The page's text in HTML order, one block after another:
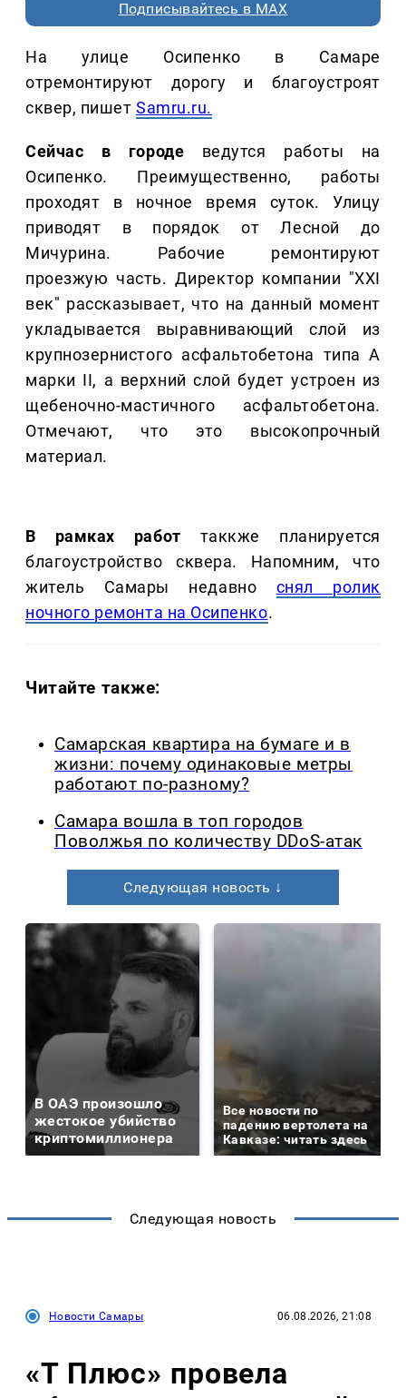
Подписывайтесь в MAX
На улице Осипенко в Самаре
отремонтируют дорогу и благоустроят
сквер, пишетSamru.ru.
Сейчас в городе ведутся работы на
Осипенко. Преимущественно, работы
проходят в ночное время суток. Улицу
приводят в порядок от Лесной до
Мичурина. Рабочие ремонтируют
проезжую часть. Директор компании "ХХI
век" рассказывает, что на данный момент
укладывается выравнивающий слой из
крупнозернистого асфальтобетона типа А
марки II, а верхний слой будет устроен из
щебеночно-мастичного асфальтобетона.
Отмечают, что это высокопрочный
материал.
В рамках работ таккже планируется
благоустройство сквера. Напомним, что
житель Самары недавно снял ролик
ночного ремонта на Осипенко.
Читайте также:
Самарская квартира на бумаге и в
жизни: почему одинаковые метры
работают по-разному?
Самара вошла в топ городов
Поволжья по количеству DDoS-атак
Следующая новость ↓
В ОАЭ произошло
жестокое убийство
криптомиллионера
Все новости по
падению вертолета на
Кавказе: читать здесь
Следующая новость
Новости Самары 06.08.2026, 21:08
«Т Плюс» провела